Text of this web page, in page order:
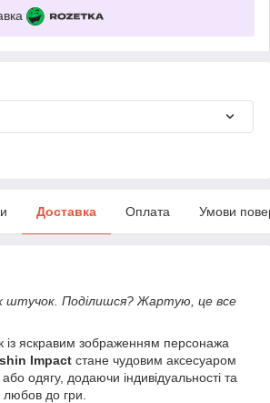
Доставка Оплата Умови
штучок. Поділишся? Жартую, це все
із яскравим зображенням персонажа
Impact стане чудовим аксесуаром
одягу, додаючи індивідуальності та
до гри.